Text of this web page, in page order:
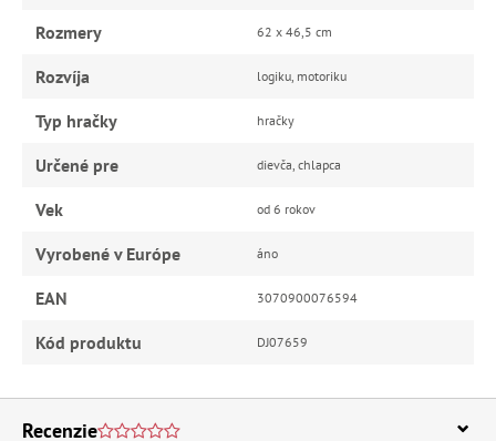
Rozmery 62 x 46,5 cm
Rozvíja logiku, motoriku
Typ hračky hračky
Určené pre dievča, chlapca
Vek od 6 rokov
Vyrobené v Európe áno
EAN 3070900076594
Kód produktu DJ07659
Recenzie